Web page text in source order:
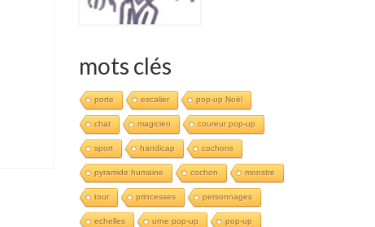
mots clés
porte escalier pop-up Noël
chat magicien coureur pop-up
sport handicap cochons
pyramide humaine cochon monstre
tour princesses personnages
echelles urne pop-up pop-up